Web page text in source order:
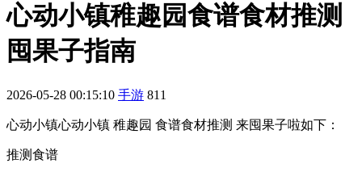
心动小镇稚趣园食谱食材推测
囤果子指南
2026-05-28 00:15:10 手游 811
心动小镇心动小镇 稚趣园 食谱食材推测 来囤果子啦如下：
推测食谱